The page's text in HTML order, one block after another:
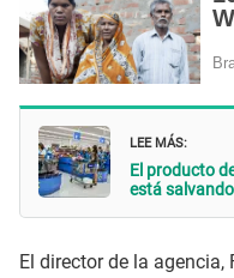
LEE MÁS:
El producto
está salvando
El director de la